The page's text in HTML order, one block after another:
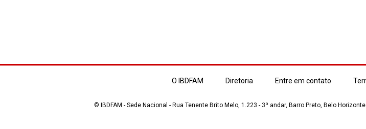
O IBDFAM Diretoria Entre em contato
© IBDFAM - Sede Nacional - Rua Tenente Brito Melo, 1.223 - 3º andar, Barro Preto, Belo